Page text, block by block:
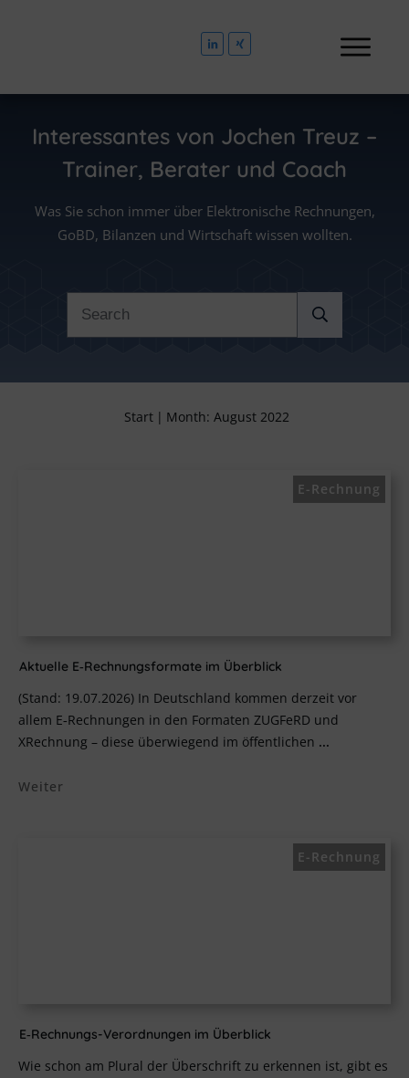
Interessantes von Jochen Treuz –
Trainer, Berater und Coach
Was Sie schon immer über Elektronische Rechnungen,
GoBD, Bilanzen und Wirtschaft wissen wollten.
Start | Month: August 2022
E-Rechnung
Aktuelle E‑Rechnungsformate im Überblick
(Stand: 19.07.2026) In Deutschland kommen derzeit vor
allem E‑Rechnungen in den Formaten ZUGFeRD und
XRechnung – diese überwiegend im öffentlichen ...
Weiter
E-Rechnung
E‑Rechnungs-Verordnungen im Überblick
Wie schon am Plural der Überschrift zu erkennen ist, gibt es